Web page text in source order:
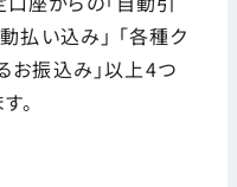
払い込み」 「各種ク
お振込み」以上4つ
。